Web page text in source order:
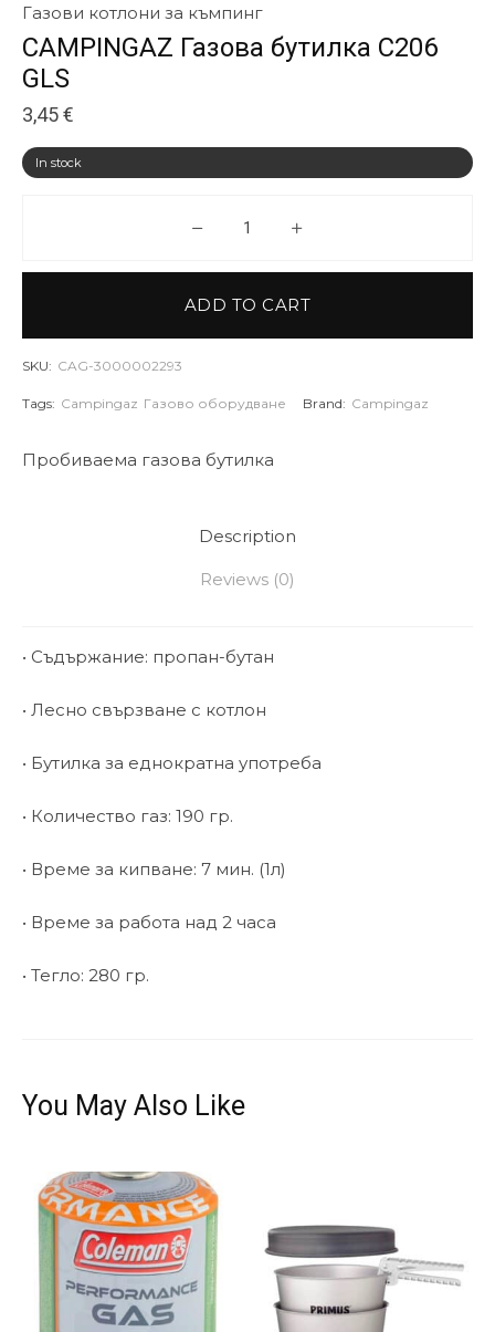
Газови котлони за къмпинг
CAMPINGAZ Газова бутилка C206
GLS
3,45€
Пробиваема газова бутилка
In stock
CAMPINGAZ Газова бутилка
ADD TO CART
SKU: CAG-3000002293
Tags: Campingaz Газово оборудване Brand: Campingaz
Description
Reviews (0)
• Съдържание: пропан-бутан
• Лесно свързване с котлон
• Бутилка за еднократна употреба
• Количество газ: 190 гр.
• Време за кипване: 7 мин. (1л)
• Време за работа над 2 часа
• Тегло: 280 гр.
You May Also Like